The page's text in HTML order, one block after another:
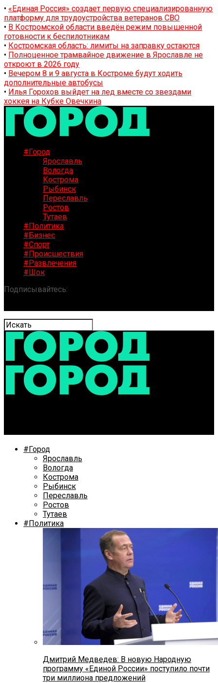
• «Единая Россия» создает первую специализированную
платформу для трудоустройства ветеранов СВО
• В Костромской области введён режим повышенной
готовности к беспилотникам
• Костромская область: лимиты на заправку остаются
• Полноценное трамвайное движение в Ярославле не
откроют в 2026 году
• Вечером 8 и 9 августа в Костроме будут ходить
дополнительные автобусы
• Илья Горохов выйдет на лед вместе со звездами
хоккея на Кубке Овечкина
#Город
Ярославль
Вологда
Кострома
Рыбинск
Переславль
Ростов
Тутаев
#Политика
#Бизнес
#Спорт
#Происшествия
#Развлечения
#Шок
Подписывайтесь:
#Город
Ярославль
Вологда
Кострома
Рыбинск
Переславль
Ростов
Тутаев
#Политика
Дмитрий Медведев: В новую Народную
программу «Единой России» поступило почти
три миллиона предложений